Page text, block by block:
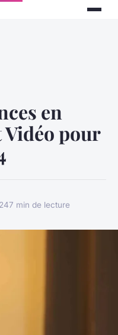
en
Vidéo pour
7 min de lecture